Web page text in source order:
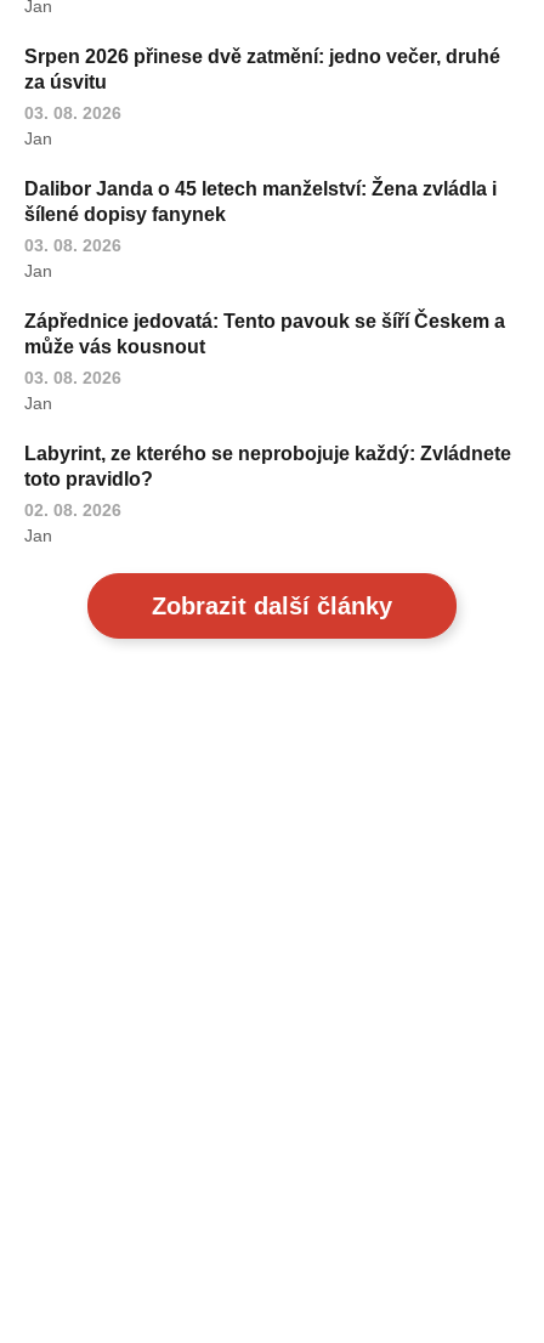
Jan
Srpen 2026 přinese dvě zatmění: jedno večer, druhé
za úsvitu
03. 08. 2026
Jan
Dalibor Janda o 45 letech manželství: Žena zvládla i
šílené dopisy fanynek
03. 08. 2026
Jan
Zápřednice jedovatá: Tento pavouk se šíří Českem a
může vás kousnout
03. 08. 2026
Jan
Labyrint, ze kterého se neprobojuje každý: Zvládnete
toto pravidlo?
02. 08. 2026
Jan
Zobrazit další články